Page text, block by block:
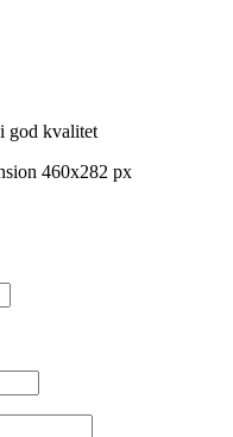
god kvalitet
460x282 px